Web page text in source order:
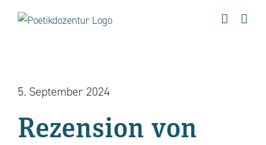
Inhalt
5. September 2024
Rezension von